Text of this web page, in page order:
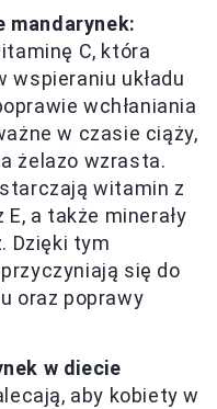
mandarynek:
C, która
wspieraniu układu
wchłaniania
w czasie ciąży,
żelazo wzrasta.
witamin z
a także minerały
Dzięki tym
się do
oraz poprawy
w diecie
aby kobiety w